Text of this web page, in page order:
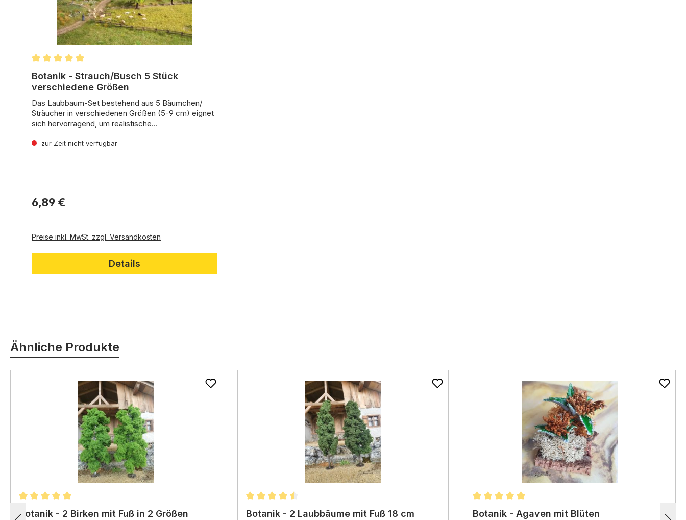
Durchschnittliche Bewertung von 5 von 5 Sternen
Botanik - Strauch/Busch 5 Stück
verschiedene Größen
Das Laubbaum-Set bestehend aus 5 Bäumchen/
Sträucher in verschiedenen Größen (5-9 cm) eignet
sich hervorragend, um realistische
gestalten.Natürliches Aussehen:
Einfache Anwendung:
Langlebigkeit:Die Bäume sind aus
zur Zeit nicht verfügbar
6,89 €
Preise inkl. MwSt. zzgl. Versandkosten
Details
Ähnliche Produkte
Durchschnittliche Bewertung von 5 von 5 Sternen
Botanik - 2 Birken mit Fuß in 2 Größen Durchschnittliche Bewertung von 4.5 von 5 Sternen
Botanik - 2 Laubbäume mit Fuß 18 cm Durchschnittliche Bewertung von 5 von 5 Sternen
Botanik - Agaven mit Blüten